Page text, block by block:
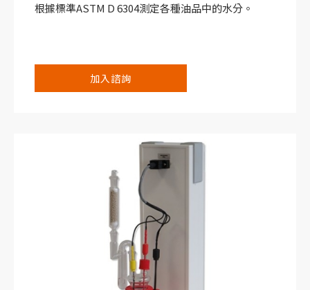
根據標準ASTM D 6304測定各種油品中的水分。
加入諮詢